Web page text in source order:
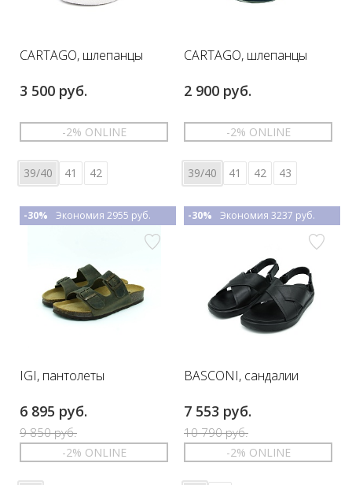
CARTAGO, шлепанцы
3 500 руб.
-2% ONLINE
39/40 41 42
CARTAGO, шлепанцы
2 900 руб.
-2% ONLINE
39/40 41 42 43
IGI, пантолеты
6 895 руб.
9 850 руб.
-30% Экономия 2955 руб.
-2% ONLINE
BASCONI, сандалии
7 553 руб.
10 790 руб.
-30% Экономия 3237 руб.
-2% ONLINE